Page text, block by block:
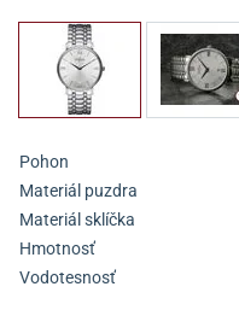
Pohon
Materiál puzdra
Materiál sklíčka
Hmotnosť
Vodotesnosť